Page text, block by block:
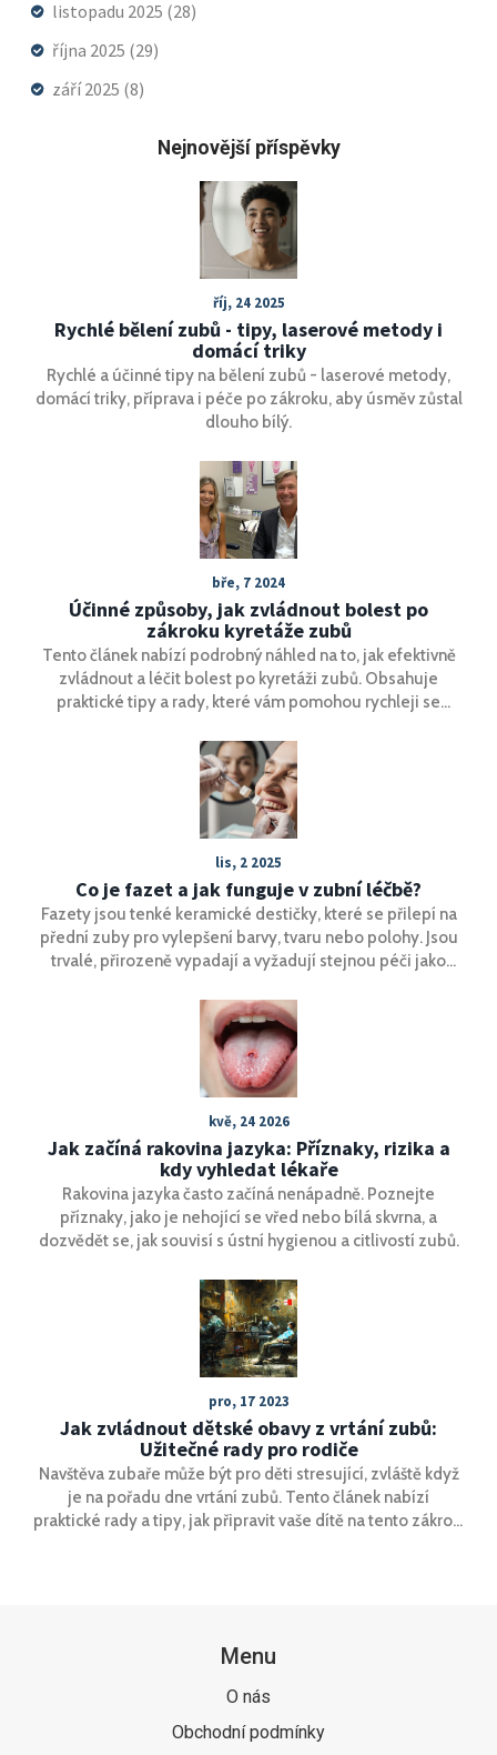
listopadu 2025 (28)
října 2025 (29)
září 2025 (8)
Nejnovější příspěvky
říj, 24 2025
Rychlé bělení zubů - tipy, laserové metody i
domácí triky
Rychlé a účinné tipy na bělení zubů - laserové metody,
domácí triky, příprava i péče po zákroku, aby úsměv zůstal
dlouho bílý.
bře, 7 2024
Účinné způsoby, jak zvládnout bolest po
zákroku kyretáže zubů
Tento článek nabízí podrobný náhled na to, jak efektivně
zvládnout a léčit bolest po kyretáži zubů. Obsahuje
praktické tipy a rady, které vám pomohou rychleji se
osvědčené metody, jak péče o ústní dutinu po zákroku
může podpořit hojení a co dělat pro zajištění optimální
ústní hygieny v tomto kritickém období.
lis, 2 2025
Co je fazet a jak funguje v zubní léčbě?
Fazety jsou tenké keramické destičky, které se přilepí na
přední zuby pro vylepšení barvy, tvaru nebo polohy. Jsou
trvalé, přirozeně vypadají a vyžadují stejnou péči jako
kvě, 24 2026
Jak začíná rakovina jazyka: Příznaky, rizika a
kdy vyhledat lékaře
Rakovina jazyka často začíná nenápadně. Poznejte
příznaky, jako je nehojící se vřed nebo bílá skvrna, a
dozvědět se, jak souvisí s ústní hygienou a citlivostí zubů.
pro, 17 2023
Jak zvládnout dětské obavy z vrtání zubů:
Užitečné rady pro rodiče
Navštěva zubaře může být pro děti stresující, zvláště když
je na pořadu dne vrtání zubů. Tento článek nabízí
praktické rady a tipy, jak připravit vaše dítě na tento zákrok,
Menu
O nás
Obchodní podmínky